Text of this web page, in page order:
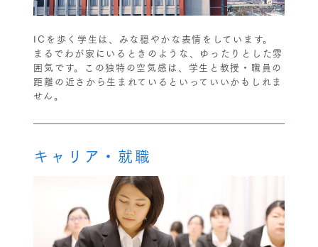
ICを歩く学生は、みな穏やかな表情をしています。
まるでわが家にいるときのような、ゆったりとした雰
囲気です。この独特の空気感は、学生と教授・職員の
距離の近さから生まれているといっていいかもしれま
せん。
キャリア・就職